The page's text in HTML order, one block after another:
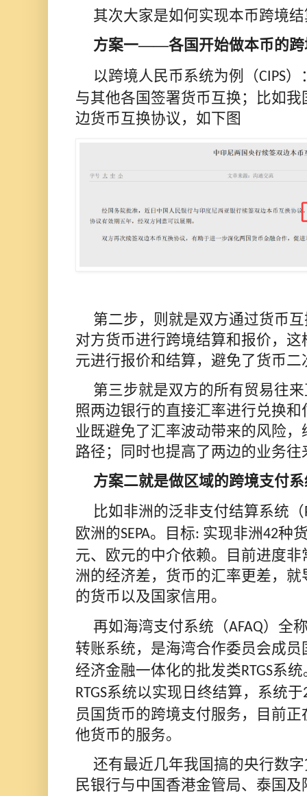
其次大家是如何实现本币跨境
方案一——各国开始做本币的跨
以跨境人民币系统为例（CIPS）
与其他各国签署货币互换；比如
边货币互换协议，如下图
第二步，则就是双方通过货币
对方货币进行跨境结算和报价，
元进行报价和结算，避免了货币二
第三步就是双方的所有贸易往
照两边银行的直接汇率进行兑换
业既避免了汇率波动带来的风险
路径；同时也提高了两边的业务往
方案二就是做区域的跨境支付
比如非洲的泛非支付结算系统（
欧洲的SEPA。目标: 实现非洲42种
元、欧元的中介依赖。目前进度
洲的经济差，货币的汇率更差，
的货币以及国家信用。
再如海湾支付系统（AFAQ）全
转账系统，是海湾合作委员会成员
经济金融一体化的批发类RTGS系统
RTGS系统以实现日终结算，系统于
员国货币的跨境支付服务，目前
他货币的服务。
还有最近几年我国搞的央行数
民银行与中国香港金管局、泰国